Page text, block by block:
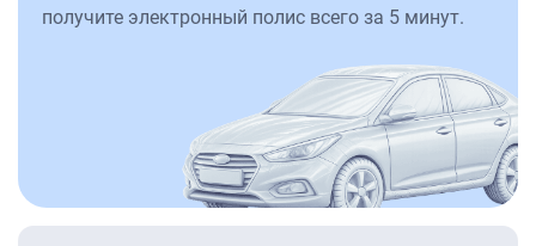
получите электронный полис всего за 5 минут.